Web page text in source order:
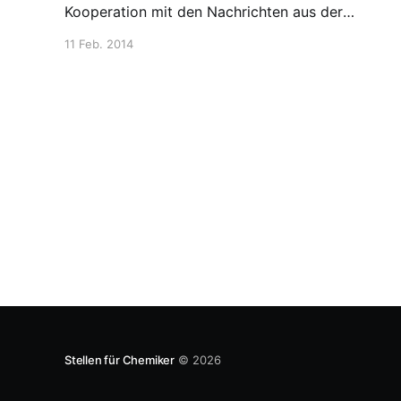
Kooperation mit den Nachrichten aus der
11 Feb. 2014
Stellen für Chemiker © 2026